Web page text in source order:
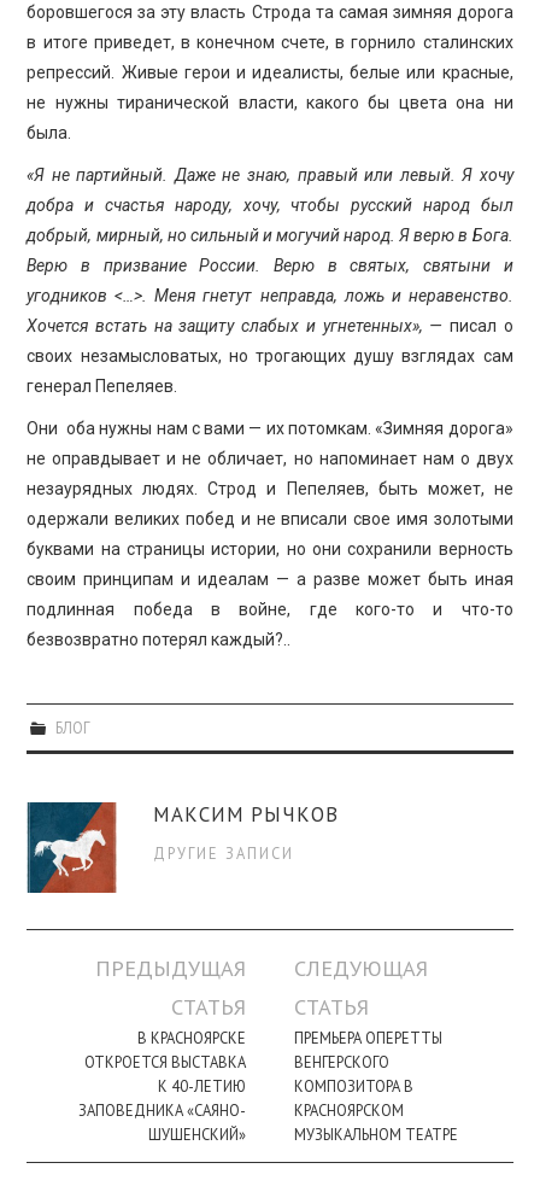
боровшегося за эту власть Строда та самая зимняя дорога
в итоге приведет, в конечном счете, в горнило сталинских
репрессий. Живые герои и идеалисты, белые или красные,
не нужны тиранической власти, какого бы цвета она ни
была.
«Я не партийный. Даже не знаю, правый или левый. Я хочу
добра и счастья народу, хочу, чтобы русский народ был
добрый, мирный, но сильный и могучий народ. Я верю в Бога.
Верю в призвание России. Верю в святых, святыни и
угодников <…>. Меня гнетут неправда, ложь и неравенство.
Хочется встать на защиту слабых и угнетенных», — писал о
своих незамысловатых, но трогающих душу взглядах сам
генерал Пепеляев.
Они оба нужны нам с вами — их потомкам. «Зимняя дорога»
не оправдывает и не обличает, но напоминает нам о двух
незаурядных людях. Строд и Пепеляев, быть может, не
одержали великих побед и не вписали свое имя золотыми
буквами на страницы истории, но они сохранили верность
своим принципам и идеалам — а разве может быть иная
подлинная победа в войне, где кого-то и что-то
безвозвратно потерял каждый?..
БЛОГ
МАКСИМ РЫЧКОВ
ДРУГИЕ ЗАПИСИ
Навигация
ПРЕДЫДУЩАЯ
СТАТЬЯ
В КРАСНОЯРСКЕ
ОТКРОЕТСЯ ВЫСТАВКА
К 40-ЛЕТИЮ
ЗАПОВЕДНИКА «САЯНО-
ШУШЕНСКИЙ»
СЛЕДУЮЩАЯ
СТАТЬЯ
ПРЕМЬЕРА ОПЕРЕТТЫ
ВЕНГЕРСКОГО
КОМПОЗИТОРА В
КРАСНОЯРСКОМ
МУЗЫКАЛЬНОМ ТЕАТРЕ